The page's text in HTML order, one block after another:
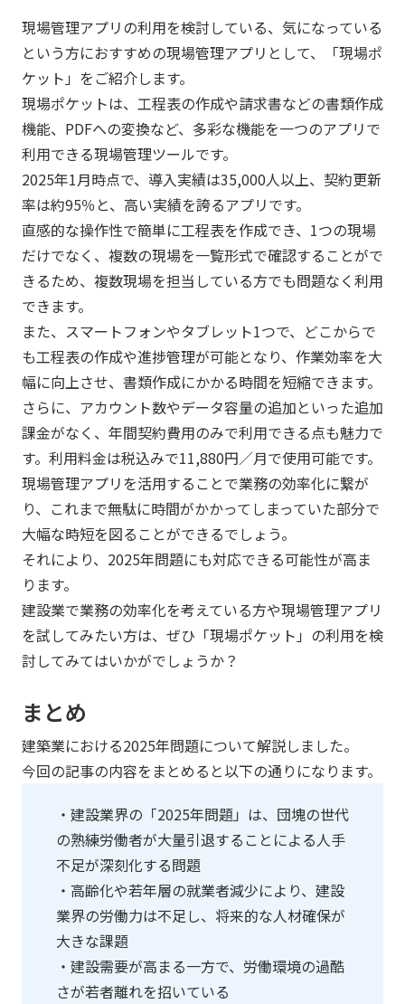
現場管理アプリの利用を検討している、気になっている
という方におすすめの現場管理アプリとして、「現場ポ
ケット」をご紹介します。
現場ポケットは、工程表の作成や請求書などの書類作成
機能、PDFへの変換など、多彩な機能を一つのアプリで
利用できる現場管理ツールです。
2025年1月時点で、導入実績は35,000人以上、契約更新
率は約95％と、高い実績を誇るアプリです。
直感的な操作性で簡単に工程表を作成でき、1つの現場
だけでなく、複数の現場を一覧形式で確認することがで
きるため、複数現場を担当している方でも問題なく利用
できます。
また、スマートフォンやタブレット1つで、どこからで
も工程表の作成や進捗管理が可能となり、作業効率を大
幅に向上させ、書類作成にかかる時間を短縮できます。
さらに、アカウント数やデータ容量の追加といった追加
課金がなく、年間契約費用のみで利用できる点も魅力で
す。利用料金は税込みで11,880円／月で使用可能です。
現場管理アプリを活用することで業務の効率化に繋が
り、これまで無駄に時間がかかってしまっていた部分で
大幅な時短を図ることができるでしょう。
それにより、2025年問題にも対応できる可能性が高ま
ります。
建設業で業務の効率化を考えている方や現場管理アプリ
を試してみたい方は、ぜひ「現場ポケット」の利用を検
討してみてはいかがでしょうか？
まとめ
建築業における2025年問題について解説しました。
今回の記事の内容をまとめると以下の通りになります。
・建設業界の「2025年問題」は、団塊の世代
の熟練労働者が大量引退することによる人手
不足が深刻化する問題
・高齢化や若年層の就業者減少により、建設
業界の労働力は不足し、将来的な人材確保が
大きな課題
・建設需要が高まる一方で、労働環境の過酷
さが若者離れを招いている